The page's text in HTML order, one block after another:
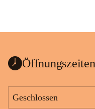
Öffnungszeiten
Geschlossen